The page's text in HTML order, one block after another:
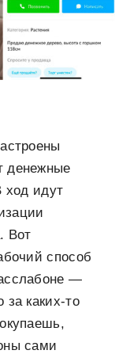
денежные
ход идут
Вот
способ
—
каких-то
сами